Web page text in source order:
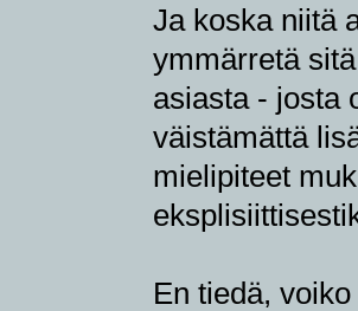
Ja koska niitä
ymmärretä
asiasta - josta
väistämättä
mielipiteet
En tiedä,